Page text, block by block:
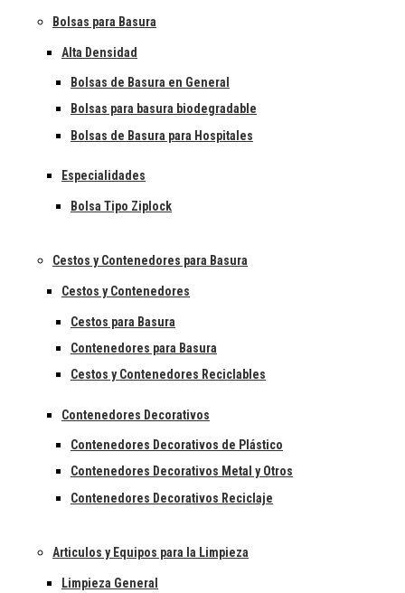
Bolsas para Basura
Alta Densidad
Bolsas de Basura en General
Bolsas para basura biodegradable
Bolsas de Basura para Hospitales
Especialidades
Bolsa Tipo Ziplock
Cestos y Contenedores para Basura
Cestos y Contenedores
Cestos para Basura
Contenedores para Basura
Cestos y Contenedores Reciclables
Contenedores Decorativos
Contenedores Decorativos de Plástico
Contenedores Decorativos Metal y Otros
Contenedores Decorativos Reciclaje
Articulos y Equipos para la Limpieza
Limpieza General